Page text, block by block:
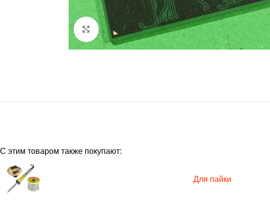
Нажмите, чтобы увеличить
С этим товаром также покупают:
Для пайки